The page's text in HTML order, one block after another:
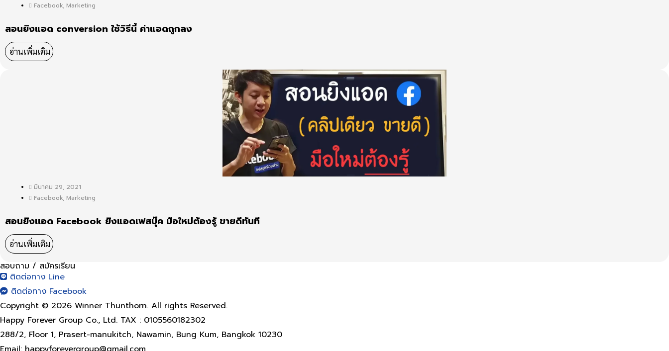
Facebook, Marketing
สอนยิงแอด conversion ใช้วิธีนี้ ค่าแอดถูกลง
อ่านเพิ่มเติม
มีนาคม 29, 2021
Facebook, Marketing
สอนยิงเเอด Facebook ยิงแอดเฟสบุ๊ค มือใหม่ต้องรู้ ขายดีทันที
อ่านเพิ่มเติม
สอบถาม / สมัครเรียน
ติดต่อทาง Line
ติดต่อทาง Facebook
Copyright © 2026 Winner Thunthorn. All rights Reserved.
Happy Forever Group Co., Ltd. TAX : 0105560182302
288/2, Floor 1, Prasert-manukitch, Nawamin, Bung Kum, Bangkok 10230